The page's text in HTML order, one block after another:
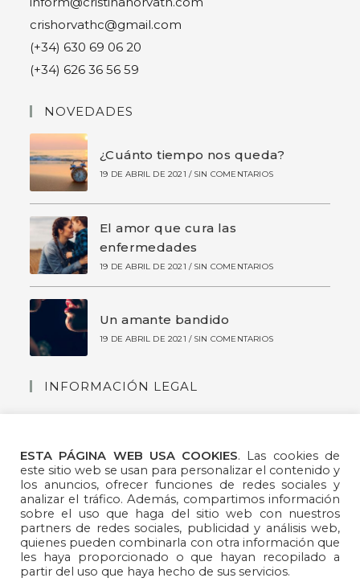
crishorvathc@gmail.com
(+34) 630 69 06 20
(+34) 626 36 56 59
NOVEDADES
¿Cuánto tiempo nos queda?
19 DE ABRIL DE 2021 / SIN COMENTARIOS
El amor que cura las
enfermedades
19 DE ABRIL DE 2021 / SIN COMENTARIOS
Un amante bandido
19 DE ABRIL DE 2021 / SIN COMENTARIOS
INFORMACIÓN LEGAL
sociales|Contacto
SÍGUEME
Se Se Se
ESTA PÁGINA WEB USA COOKIES. Las cookies de
este sitio web se usan para personalizar el contenido y
los anuncios, ofrecer funciones de redes sociales y
analizar el tráfico. Además, compartimos información
sobre el uso que haga del sitio web con nuestros
partners de redes sociales, publicidad y análisis web,
quienes pueden combinarla con otra información que
les haya proporcionado o que hayan recopilado a
partir del uso que haya hecho de sus servicios.